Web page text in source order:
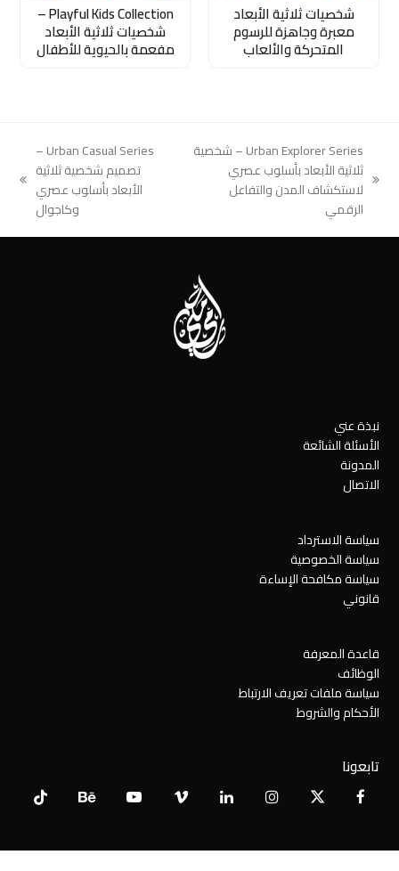
شخصيات ثلاثية الأبعاد
معبرة وجاهزة للرسوم
المتحركة والألعاب
Playful Kids Collection –
شخصيات ثلاثية الأبعاد
مفعمة بالحيوية للأطفال
previous
post:
Urban Explorer Series – شخصية
ثلاثية الأبعاد بأسلوب عصري
لاستكشاف المدن والتفاعل
الرقمي
Urban Casual Series –
تصميم شخصية ثلاثية
الأبعاد بأسلوب عصري
وكاجوال
نبذة عني
الأسئلة الشائعة
المدونة
الاتصال
سياسة الاسترداد
سياسة الخصوصية
سياسة مكافحة الإساءة
قانوني
قاعدة المعرفة
الوظائف
سياسة ملفات تعريف الارتباط
الأحكام والشروط
تابعونا
Facebook
X
Instagram
LinkedIn
Vimeo
YouTube
Behance
Tiktok